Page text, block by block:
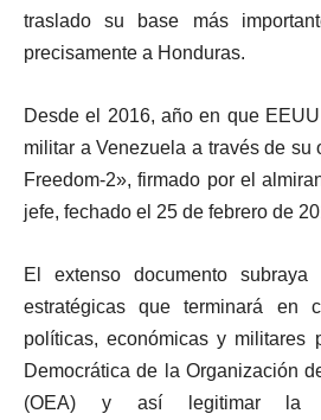
traslado su base más
precisamente a Honduras.
Desde el 2016, año en que
militar a Venezuela a través de su
Freedom-2», firmado por el
jefe, fechado el 25 de febrero de
El extenso documento
estratégicas que terminará en
políticas, económicas y militares
Democrática de la Organización
(OEA) y así legitimar la